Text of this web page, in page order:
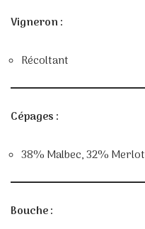
Vigneron :
Récoltant
Cépages :
38% Malbec, 32%
Bouche :